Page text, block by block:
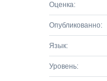
Оценка:
Опубликованно:
Язык:
Уровень: